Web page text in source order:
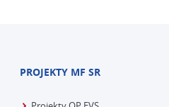
PROJEKTY MF SR